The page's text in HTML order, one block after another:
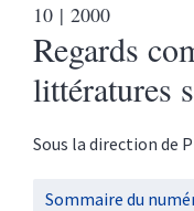
10 | 2000
Regards
littératures
Sous la direction de
Sommaire du